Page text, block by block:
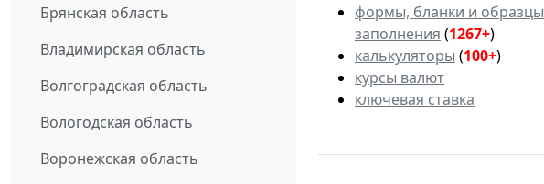
Брянская область
Владимирская область
Волгоградская область
Вологодская область
Воронежская область
формы, бланки и образцы
заполнения (1267+)
калькуляторы (100+)
курсы валют
ключевая ставка